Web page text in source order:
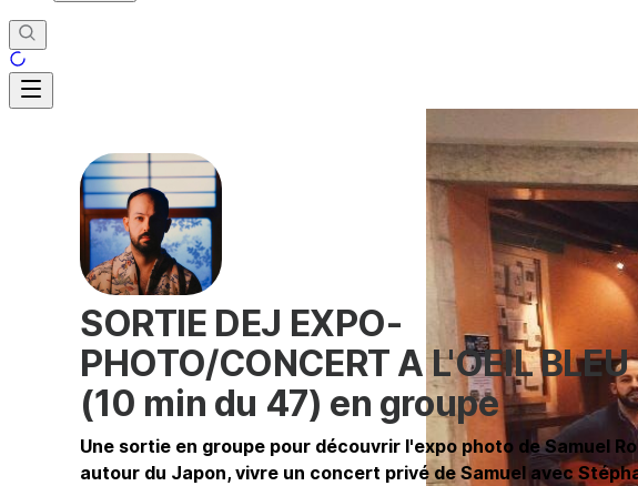
SORTIE DEJ EXPO-
PHOTO/CONCERT A L'OEIL BLEU
(10 min du 47) en groupe
Une sortie en groupe pour découvrir l'expo photo de Samuel
autour du Japon, vivre un concert privé de Samuel avec